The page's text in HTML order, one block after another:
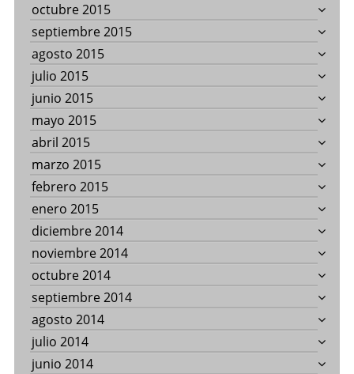
octubre 2015
septiembre 2015
agosto 2015
julio 2015
junio 2015
mayo 2015
abril 2015
marzo 2015
febrero 2015
enero 2015
diciembre 2014
noviembre 2014
octubre 2014
septiembre 2014
agosto 2014
julio 2014
junio 2014